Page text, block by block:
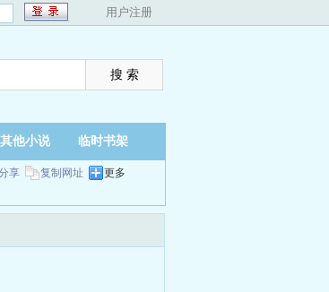
用户注册
其他小说 临时书架
享 复制网址 更多